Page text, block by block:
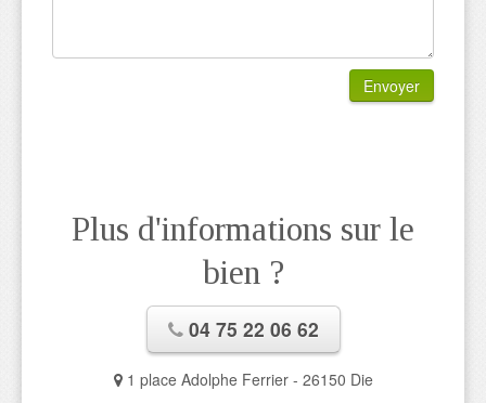
Envoyer
Plus d'informations sur le
bien ?
04 75 22 06 62
1 place Adolphe Ferrier - 26150 Die